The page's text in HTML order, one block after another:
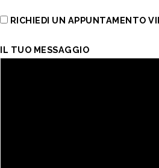
RICHIEDI UN APPUNTAMENTO
IL TUO MESSAGGIO